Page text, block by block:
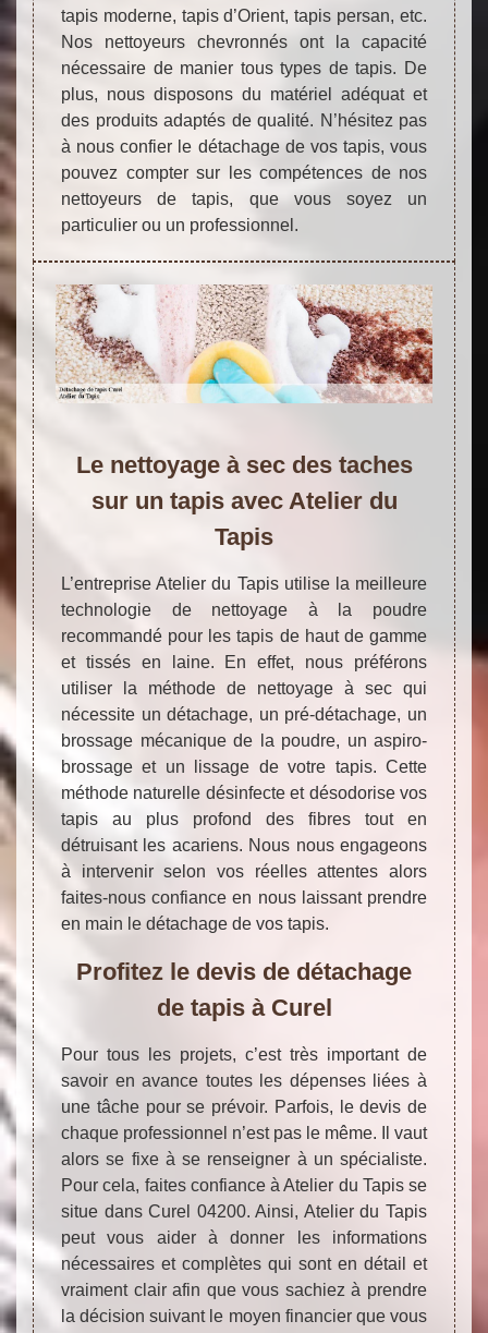
tapis moderne, tapis d’Orient, tapis persan, etc.
Nos nettoyeurs chevronnés ont la capacité
nécessaire de manier tous types de tapis. De
plus, nous disposons du matériel adéquat et
des produits adaptés de qualité. N’hésitez pas
à nous confier le détachage de vos tapis, vous
pouvez compter sur les compétences de nos
nettoyeurs de tapis, que vous soyez un
particulier ou un professionnel.
Le nettoyage à sec des taches
sur un tapis avec Atelier du
Tapis
L’entreprise Atelier du Tapis utilise la meilleure
technologie de nettoyage à la poudre
recommandé pour les tapis de haut de gamme
et tissés en laine. En effet, nous préférons
utiliser la méthode de nettoyage à sec qui
nécessite un détachage, un pré-détachage, un
brossage mécanique de la poudre, un aspiro-
brossage et un lissage de votre tapis. Cette
méthode naturelle désinfecte et désodorise vos
tapis au plus profond des fibres tout en
détruisant les acariens. Nous nous engageons
à intervenir selon vos réelles attentes alors
faites-nous confiance en nous laissant prendre
en main le détachage de vos tapis.
Profitez le devis de détachage
de tapis à Curel
Pour tous les projets, c’est très important de
savoir en avance toutes les dépenses liées à
une tâche pour se prévoir. Parfois, le devis de
chaque professionnel n’est pas le même. Il vaut
alors se fixe à se renseigner à un spécialiste.
Pour cela, faites confiance à Atelier du Tapis se
situe dans Curel 04200. Ainsi, Atelier du Tapis
peut vous aider à donner les informations
nécessaires et complètes qui sont en détail et
vraiment clair afin que vous sachiez à prendre
la décision suivant le moyen financier que vous